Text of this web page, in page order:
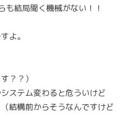
も結局聞く機械がない！！
よ。
？？）
ステム変わると危ういけど
結構前からそうなんですけど